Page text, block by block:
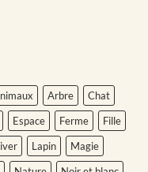
Arbre
Chat
Espace Ferme
Fille
Lapin
Magie